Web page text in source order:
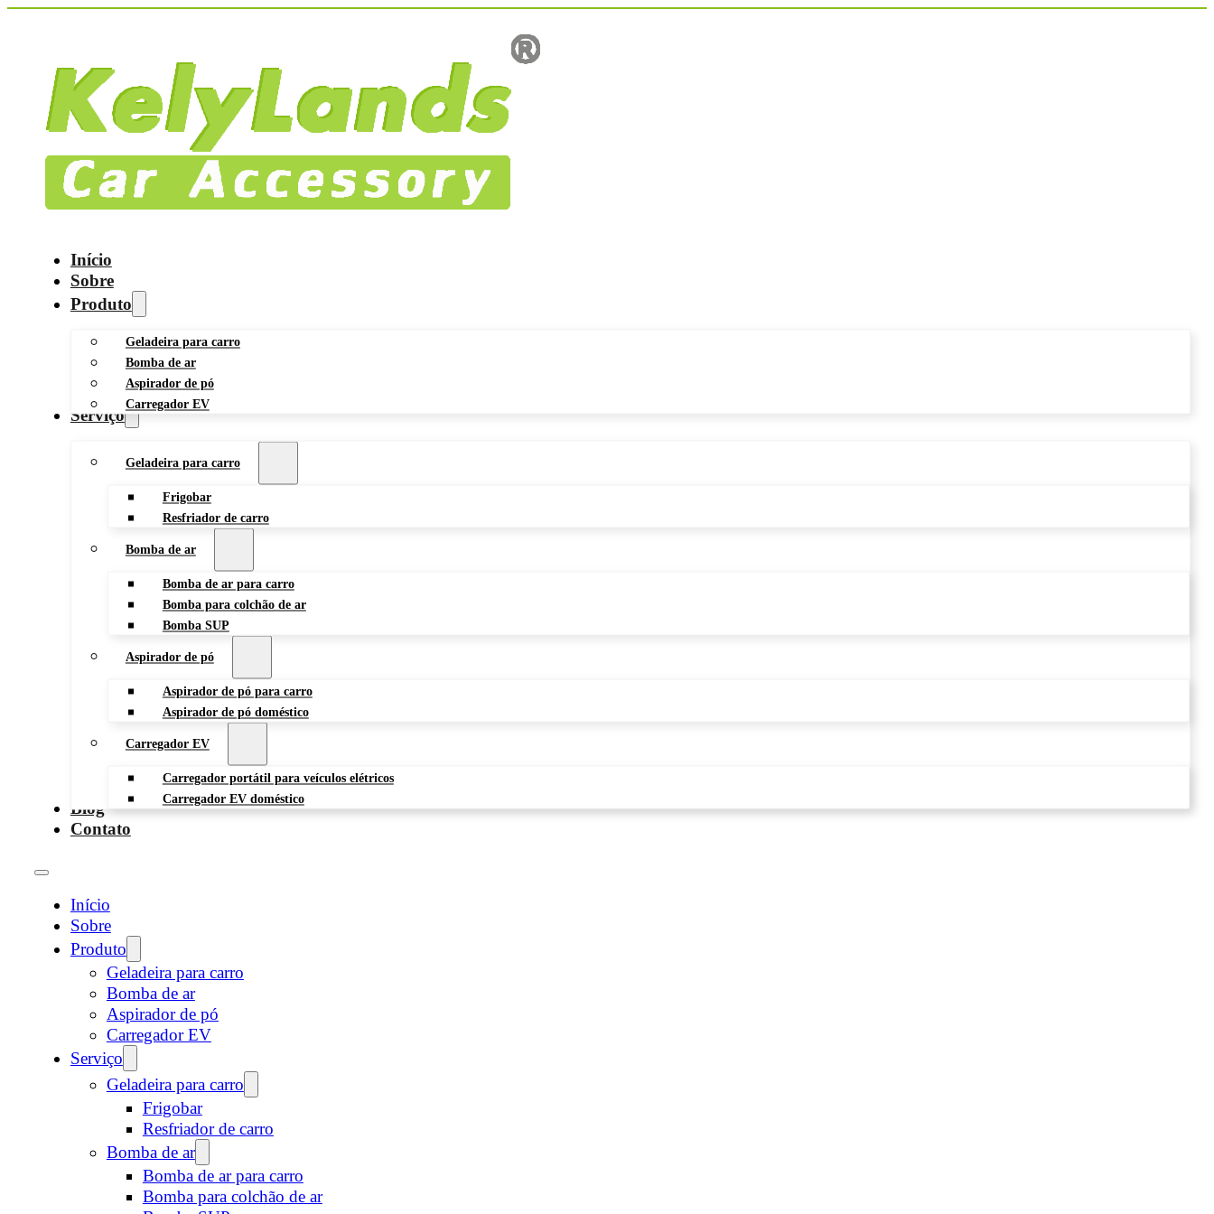
Início
Sobre
Produto
Geladeira para carro
Bomba de ar
Aspirador de pó
Carregador EV
Serviço
Geladeira para carro
Frigobar
Resfriador de carro
Bomba de ar
Bomba de ar para carro
Bomba para colchão de ar
Bomba SUP
Aspirador de pó
Aspirador de pó para carro
Aspirador de pó doméstico
Carregador EV
Carregador portátil para veículos elétricos
Carregador EV doméstico
Blog
Contato
Início
Sobre
Produto
Geladeira para carro
Bomba de ar
Aspirador de pó
Carregador EV
Serviço
Geladeira para carro
Frigobar
Resfriador de carro
Bomba de ar
Bomba de ar para carro
Bomba para colchão de ar